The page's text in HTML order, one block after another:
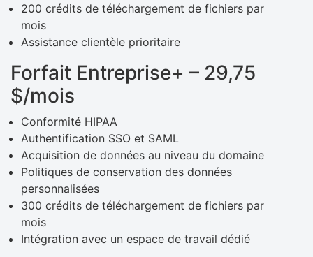
200 crédits de téléchargement de fichiers par
mois
Assistance clientèle prioritaire
Forfait Entreprise+ – 29,75
$/mois
Conformité HIPAA
Authentification SSO et SAML
Acquisition de données au niveau du domaine
Politiques de conservation des données
personnalisées
300 crédits de téléchargement de fichiers par
mois
Intégration avec un espace de travail dédié